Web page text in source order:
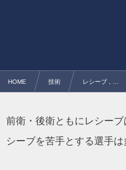
HOME 技術 レシーブ , …
前衛・後衛ともにレシー
シーブを苦手とする選手は